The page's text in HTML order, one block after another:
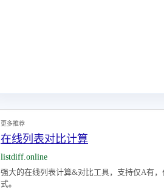
更多推荐
在线列表对比计算
listdiff.online
强大的在线列表计算&对比工具，支持仅A有
式。